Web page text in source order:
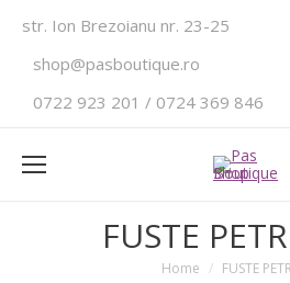
str. Ion Brezoianu nr. 23-25
shop@pasboutique.ro
0722 923 201 / 0724 369 846
FUSTE
Home FUSTE